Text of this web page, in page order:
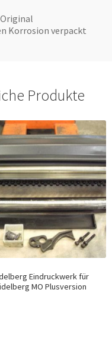
Korrosion verpackt
Produkte
Eindruckwerk für
MO Plusversion